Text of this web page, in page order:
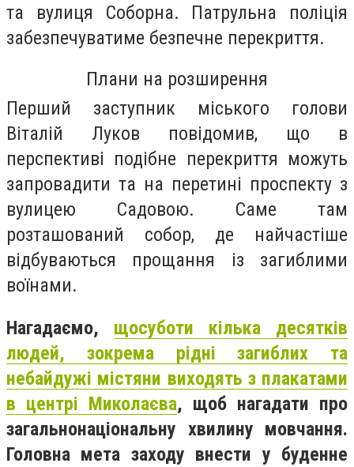
та вулиця Соборна. Патрульна поліція
забезпечуватиме безпечне перекриття.
Плани на розширення
Перший заступник міського голови
Віталій Луков повідомив, що в
перспективі подібне перекриття можуть
запровадити та на перетині проспекту з
вулицею Садовою. Саме там
розташований собор, де найчастіше
відбуваються прощання із загиблими
воїнами.
Нагадаємо, щосуботи кілька десятків
людей, зокрема рідні загиблих та
небайдужі містяни виходять з плакатами
в центрі Миколаєва, щоб нагадати про
загальнонаціональну хвилину мовчання.
Головна мета заходу внести у буденне